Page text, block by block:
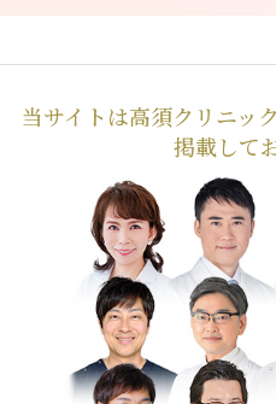
当サイトは高須クリニッ
掲載して